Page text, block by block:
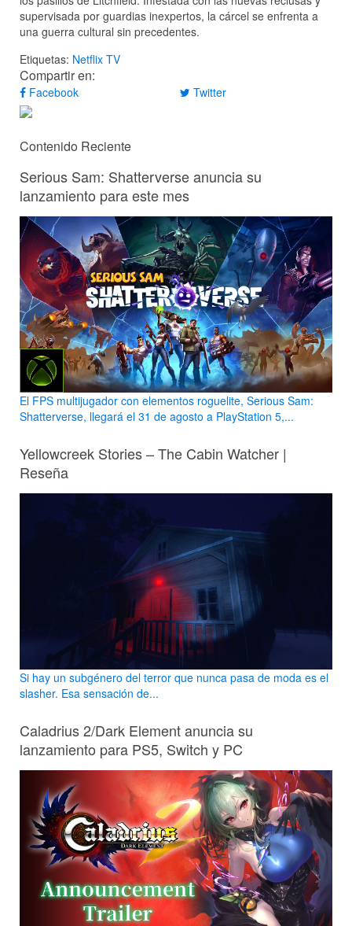
supervisada por guardias inexpertos, la cárcel se enfrenta a
una guerra cultural sin precedentes.
Etiquetas: Netflix TV
Compartir en:
Facebook Twitter
Contenido Reciente
Serious Sam: Shatterverse anuncia su
lanzamiento para este mes
El FPS multijugador con elementos roguelite, Serious Sam:
Shatterverse, llegará el 31 de agosto a PlayStation 5,...
Yellowcreek Stories – The Cabin Watcher |
Reseña
Si hay un subgénero del terror que nunca pasa de moda es el
slasher. Esa sensación de...
Caladrius 2/Dark Element anuncia su
lanzamiento para PS5, Switch y PC